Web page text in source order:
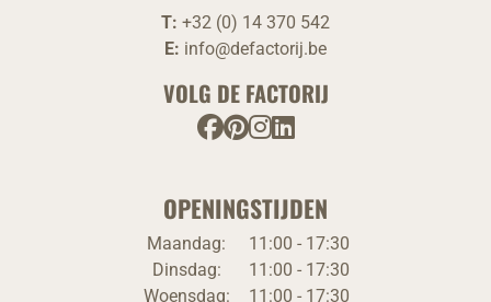
T: +32 (0) 14 370 542
E: info@defactorij.be
VOLG DE FACTORIJ
OPENINGSTIJDEN
Maandag:
Dinsdag:
Woensdag:
11:00 - 17:30
11:00 - 17:30
11:00 - 17:30